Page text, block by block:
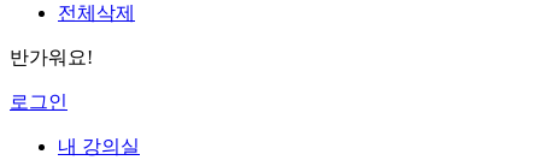
전체삭제
반가워요!
로그인
내 강의실